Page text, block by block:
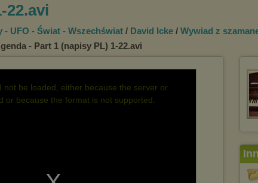
22.avi
- UFO - Świat - Wszechświat / David Icke / Wywiad z
- Part 1 (napisy PL) 1-22.avi
not be loaded, either because the server or
or because the format is not supported.